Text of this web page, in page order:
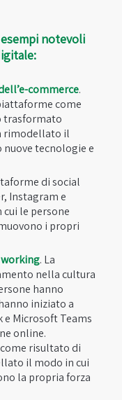
notevoli
commerce.
come
trasformato
rimodellato il
tecnologie e
di social
Instagram e
le persone
i propri
. La
nella cultura
hanno
iniziato a
e Microsoft Teams
online.
risultato di
il modo in cui
la propria forza